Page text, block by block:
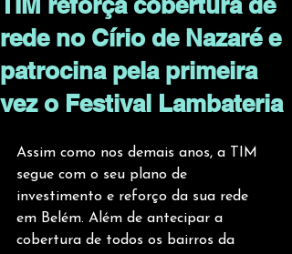
rede no Círio de Nazaré e
patrocina pela primeira
vez o Festival Lambateria
Assim como nos demais anos, a TIM
segue com o seu plano de
investimento e reforço da sua rede
em Belém. Além de antecipar a
cobertura de todos os bairros da